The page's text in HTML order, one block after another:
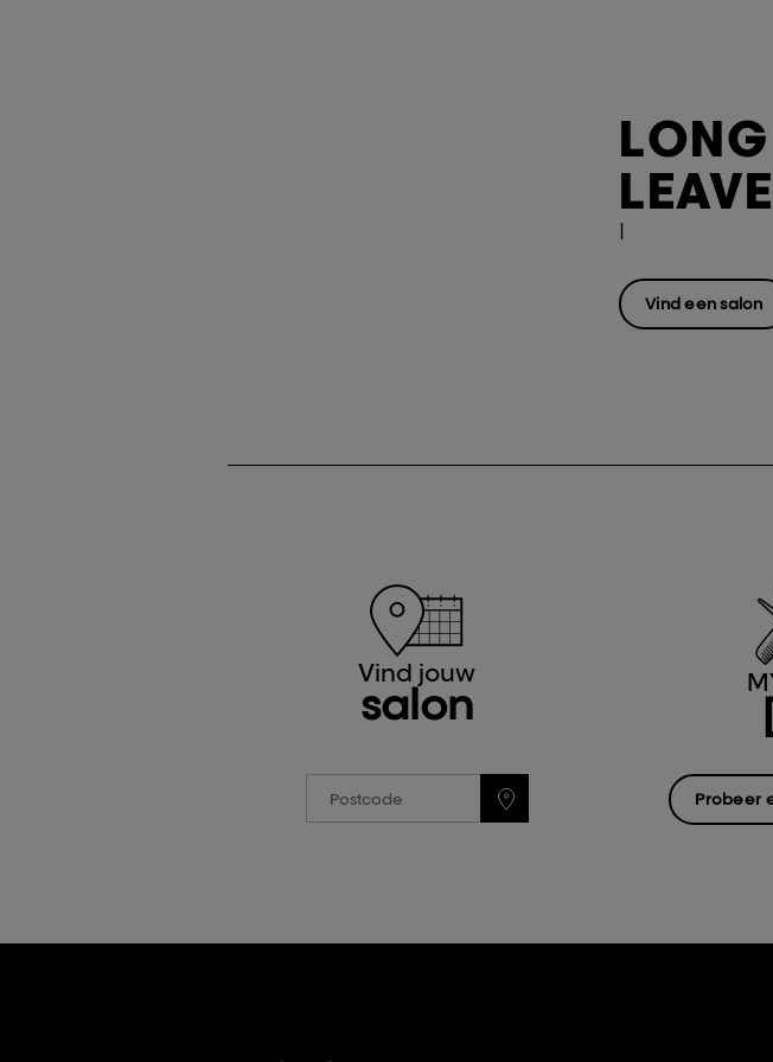
|
Vind een salon
Vind jouw
salon
Probeer